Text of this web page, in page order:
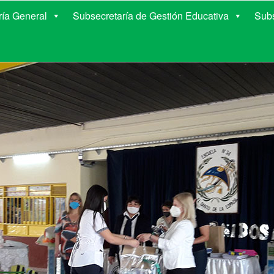
EDUCACIÓN DE
General Subsecretaría de Gestión Educativa